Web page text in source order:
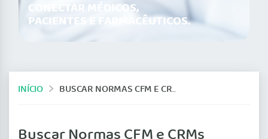
CONECTAR MÉDICOS,
PACIENTES E FARMACÊUTICOS.
INÍCIO BUSCAR NORMAS CFM E CRMS